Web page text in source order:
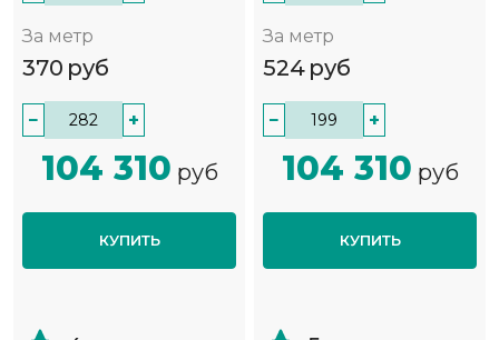
За метр
370 руб
− +
104 310 руб
КУПИТЬ
За метр
524 руб
− +
104 310 руб
КУПИТЬ